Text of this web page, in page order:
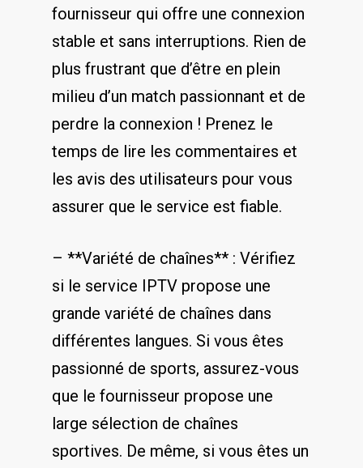
fournisseur qui offre une ‌connexion
⁤stable et sans​ interruptions. Rien de
plus frustrant que d’être en plein
milieu d’un match passionnant et de
⁤perdre la connexion⁢ ! Prenez le​
temps de​ lire les commentaires et
les avis des utilisateurs pour vous⁢
assurer ‍que le service est ‌fiable.
– **Variété de chaînes** : ⁢Vérifiez
si le service IPTV propose une
grande variété de⁣ chaînes dans
différentes langues. Si vous êtes‌
passionné de sports, assurez-vous
⁤que le fournisseur propose une
large sélection de chaînes
sportives. De même,⁣ si ​vous êtes un